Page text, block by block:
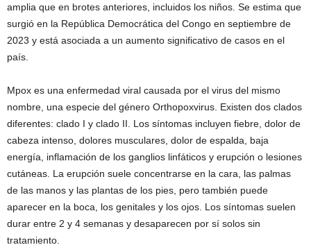
amplia que en brotes anteriores, incluidos los niños. Se estima que
surgió en la República Democrática del Congo en septiembre de
2023 y está asociada a un aumento significativo de casos en el
país.
Mpox es una enfermedad viral causada por el virus del mismo
nombre, una especie del género Orthopoxvirus. Existen dos clados
diferentes: clado I y clado II. Los síntomas incluyen fiebre, dolor de
cabeza intenso, dolores musculares, dolor de espalda, baja
energía, inflamación de los ganglios linfáticos y erupción o lesiones
cutáneas. La erupción suele concentrarse en la cara, las palmas
de las manos y las plantas de los pies, pero también puede
aparecer en la boca, los genitales y los ojos. Los síntomas suelen
durar entre 2 y 4 semanas y desaparecen por sí solos sin
tratamiento.